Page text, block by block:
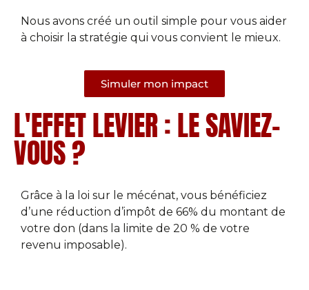
Nous avons créé un outil simple pour vous aider
à choisir la stratégie qui vous convient le mieux.
Simuler mon impact
L'EFFET LEVIER : LE SAVIEZ-
VOUS ?
Grâce à la loi sur le mécénat, vous bénéficiez
d’une réduction d’impôt de 66% du montant de
votre don (dans la limite de 20 % de votre
revenu imposable).